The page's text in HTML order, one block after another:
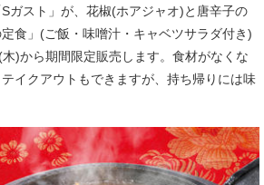
ガスト」が、花椒(ホアジャオ)と唐辛子の
食」(ご飯・味噌汁・キャベツサラダ付き)
)から期間限定販売します。食材がなくな
イクアウトもできますが、持ち帰りには味